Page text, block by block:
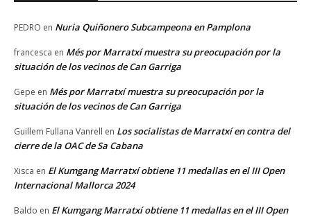
PEDRO en Nuria Quiñonero Subcampeona en Pamplona
francesca en Més por Marratxí muestra su preocupación por la
situación de los vecinos de Can Garriga
Gepe en Més por Marratxí muestra su preocupación por la
situación de los vecinos de Can Garriga
Guillem Fullana Vanrell en Los socialistas de Marratxí en contra del
cierre de la OAC de Sa Cabana
Xisca en El Kumgang Marratxí obtiene 11 medallas en el III Open
Internacional Mallorca 2024
Baldo en El Kumgang Marratxí obtiene 11 medallas en el III Open